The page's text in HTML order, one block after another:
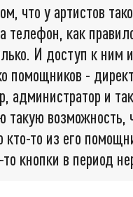
что у артистов
телефон, как
И доступ к ним
помощников -
администратор и
такую возможность,
кто-то из его
кнопки в период